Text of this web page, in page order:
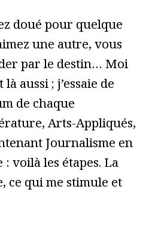
doué pour quelque
une autre, vous
par le destin… Moi
aussi ; j’essaie de
de chaque
Arts-Appliqués,
Journalisme en
voilà les étapes. La
ce qui me stimule et